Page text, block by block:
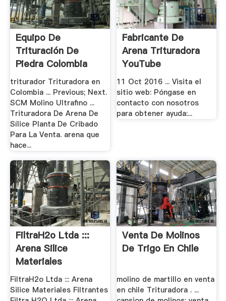
Equipo De
Trituración De
Piedra Colombia
triturador Trituradora en
Colombia ... Previous; Next.
SCM Molino Ultrafino ...
Trituradora De Arena De
Sílice Planta De Cribado
Para La Venta. arena que
hace...
Fabricante De
Arena Trituradora
YouTube
11 Oct 2016 ... Visita el
sitio web: Póngase en
contacto con nosotros
para obtener ayuda:...
FiltraH2o Ltda :::
Arena Silice
Materiales
Filtrantes.
FiltraH2o Ltda ::: Arena
Silice Materiales Filtrantes
Venta De Molinos
De Trigo En Chile
molino de martillo en venta
en chile Trituradora . ...